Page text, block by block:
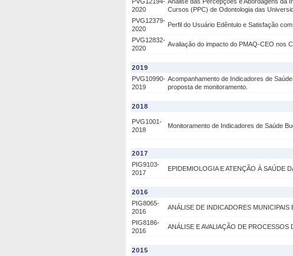
2020
Cursos (PPC) de Odontologia das
PVG12379-
2020
Perfil do Usuário Edêntulo e Satisfação
PVG12832-
2020
Avaliação do impacto do PMAQ-CEO nos
2019
PVG10990-
2019
Acompanhamento de Indicadores de
proposta de monitoramento.
2018
PVG1001-
2018
Monitoramento de Indicadores de Saúde
2017
PIG9103-
2017
EPIDEMIOLOGIA E ATENÇÃO À SAÚDE
2016
PIG8065-
2016
ANÁLISE DE INDICADORES
PIG8186-
2016
ANÁLISE E AVALIAÇÃO DE PROCESSOS
2015